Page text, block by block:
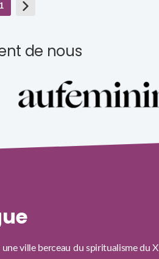
1
de nous
ville berceau du spiritualisme du